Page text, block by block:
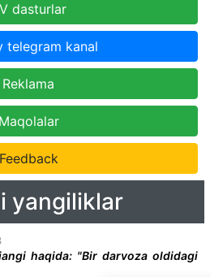
dasturlar
telegram kanal
Reklama
Maqolalar
Feedback
yangiliklar
haqida: "Bir darvoza oldidagi